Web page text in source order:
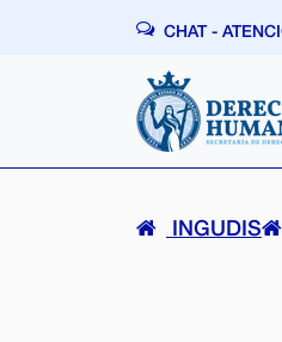
CHAT -
INGUDIS